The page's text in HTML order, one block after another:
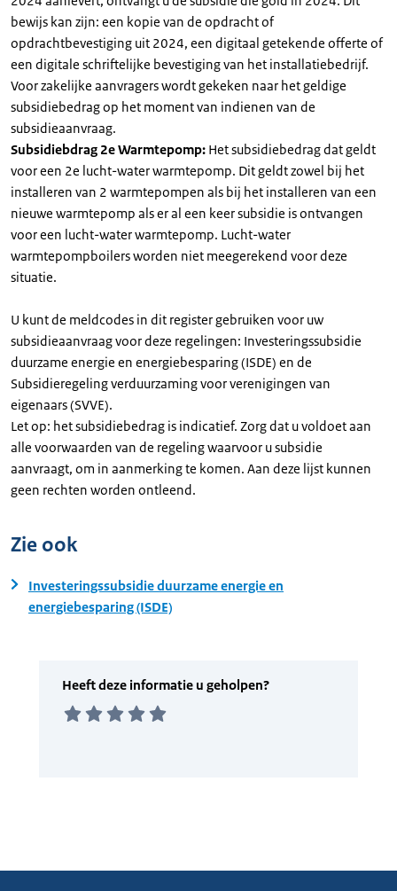
bewijs kan zijn: een kopie van de opdracht of
opdrachtbevestiging uit 2024, een digitaal getekende offerte of
een digitale schriftelijke bevestiging van het installatiebedrijf.
Voor zakelijke aanvragers wordt gekeken naar het geldige
subsidiebedrag op het moment van indienen van de
subsidieaanvraag.
Subsidiebdrag 2e Warmtepomp: Het subsidiebedrag dat geldt
voor een 2e lucht-water warmtepomp. Dit geldt zowel bij het
installeren van 2 warmtepompen als bij het installeren van een
nieuwe warmtepomp als er al een keer subsidie is ontvangen
voor een lucht-water warmtepomp. Lucht-water
warmtepompboilers worden niet meegerekend voor deze
situatie.
U kunt de meldcodes in dit register gebruiken voor uw
subsidieaanvraag voor deze regelingen: Investeringssubsidie
duurzame energie en energiebesparing (ISDE) en de
Subsidieregeling verduurzaming voor verenigingen van
eigenaars (SVVE).
Let op: het subsidiebedrag is indicatief. Zorg dat u voldoet aan
alle voorwaarden van de regeling waarvoor u subsidie
aanvraagt, om in aanmerking te komen. Aan deze lijst kunnen
geen rechten worden ontleend.
Zie ook
Investeringssubsidie duurzame energie en
energiebesparing (ISDE)